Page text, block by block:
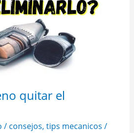
quitar el
/ consejos,tips mecanicos /